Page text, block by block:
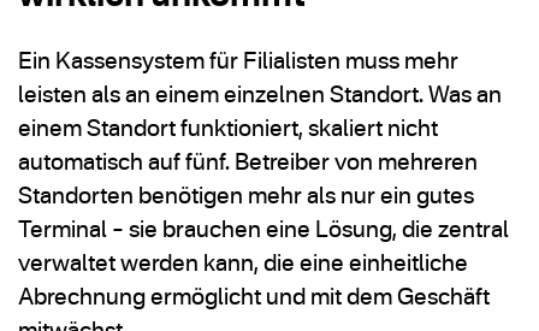
Ein Kassensystem für Filialisten muss mehr
leisten als an einem einzelnen Standort. Was an
einem Standort funktioniert, skaliert nicht
automatisch auf fünf. Betreiber von mehreren
Standorten benötigen mehr als nur ein gutes
Terminal – sie brauchen eine Lösung, die zentral
verwaltet werden kann, die eine einheitliche
Abrechnung ermöglicht und mit dem Geschäft